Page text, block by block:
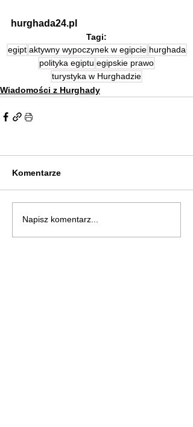
hurghada24.pl
Tagi:
egipt aktywny wypoczynek w egipcie hurghada
polityka egiptu egipskie prawo
turystyka w Hurghadzie
Wiadomości z Hurghady
Komentarze
Napisz komentarz...